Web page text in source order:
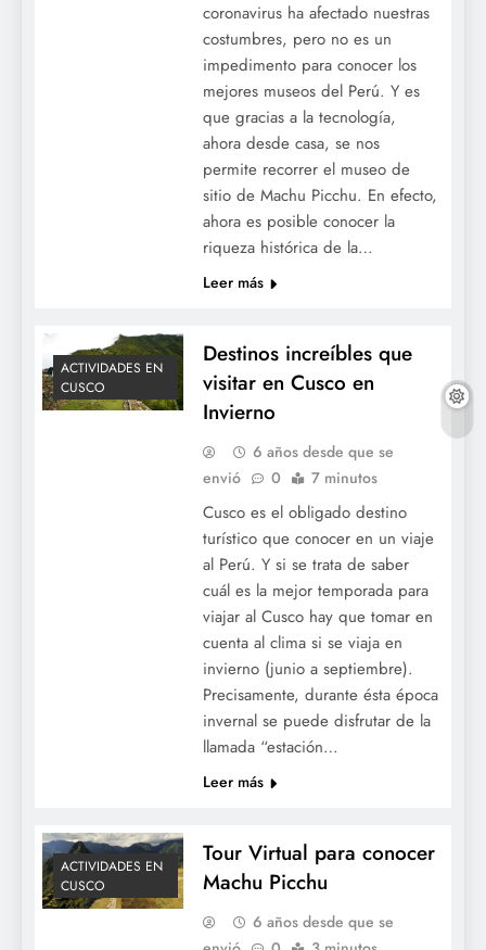
coronavirus ha afectado nuestras
costumbres, pero no es un
impedimento para conocer los
mejores museos del Perú. Y es
que gracias a la tecnología,
ahora desde casa, se nos
permite recorrer el museo de
sitio de Machu Picchu. En efecto,
ahora es posible conocer la
riqueza histórica de la…
Leer más
ACTIVIDADES EN
CUSCO
Destinos increíbles que
visitar en Cusco en
Invierno
6 años desde que se
envió
0 7 minutos
Cusco es el obligado destino
turístico que conocer en un viaje
al Perú. Y si se trata de saber
cuál es la mejor temporada para
viajar al Cusco hay que tomar en
cuenta al clima si se viaja en
invierno (junio a septiembre).
Precisamente, durante ésta época
invernal se puede disfrutar de la
llamada “estación…
Leer más
ACTIVIDADES EN
CUSCO
Tour Virtual para conocer
Machu Picchu
6 años desde que se